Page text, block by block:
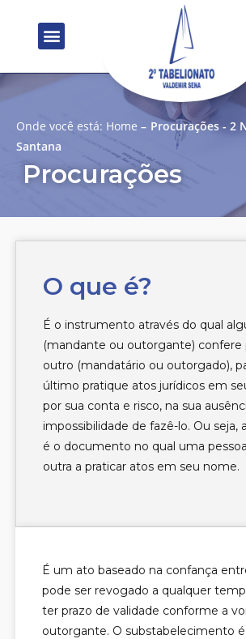
Onde você está: Home – Procurações - 2
Santana
Procurações
O que é?
É o instrumento através do qual
(mandante ou outorgante) confere
outro (mandatário ou outorgado),
último pratique atos jurídicos em
por sua conta e risco, na sua
impossibilidade de fazê-lo. Ou seja,
é o documento no qual uma
outra a praticar atos em seu nome.
É um ato baseado na confança
pode ser revogado a qualquer
ter prazo de validade conforme a
outorgante. O substabelecimento